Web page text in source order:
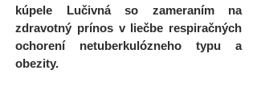
kúpele Lučivná so zameraním na
zdravotný prínos v liečbe respiračných
ochorení netuberkulózneho typu a
obezity.